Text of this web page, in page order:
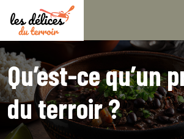
Qu’est-ce qu’un
du terroir ?